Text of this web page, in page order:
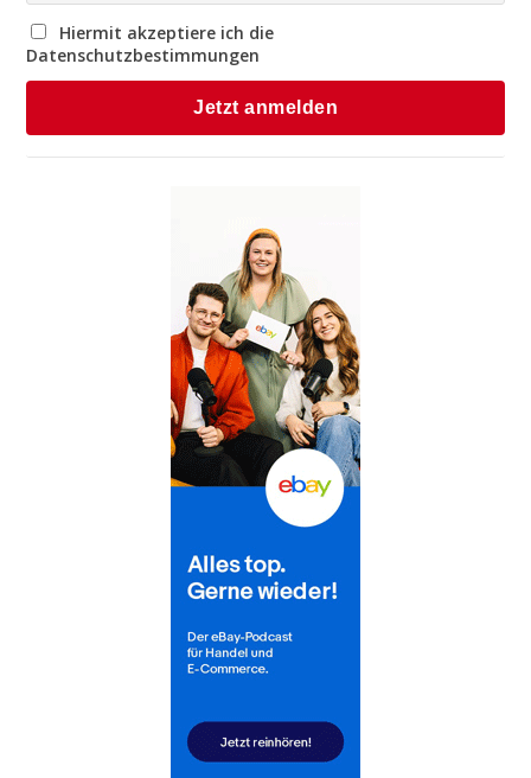
Hiermit akzeptiere ich die
Datenschutzbestimmungen